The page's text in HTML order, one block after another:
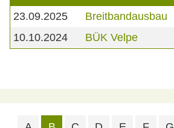
23.09.2025
Breitbandausbau
10.10.2024
BÜK Velpe